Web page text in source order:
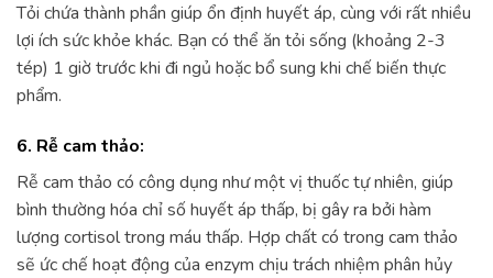
Tỏi chứa thành phần giúp ổn định huyết áp, cùng với rất nhiều
lợi ích sức khỏe khác. Bạn có thể ăn tỏi sống (khoảng 2-3
tép) 1 giờ trước khi đi ngủ hoặc bổ sung khi chế biến thực
phẩm.
6. Rễ cam thảo:
Rễ cam thảo có công dụng như một vị thuốc tự nhiên, giúp
bình thường hóa chỉ số huyết áp thấp, bị gây ra bởi hàm
lượng cortisol trong máu thấp. Hợp chất có trong cam thảo
sẽ ức chế hoạt động của enzym chịu trách nhiệm phân hủy